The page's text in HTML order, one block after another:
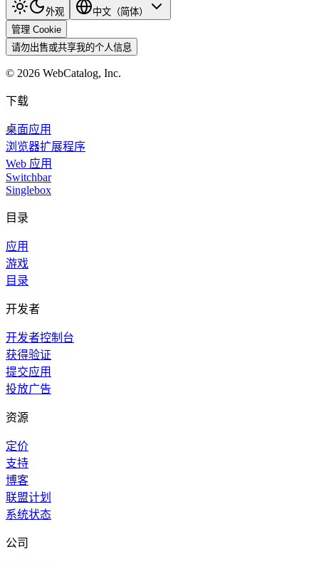
外观
中文（简体）
管理 Cookie
请勿出售或共享我的个人信息
© 2026 WebCatalog, Inc.
下载
桌面应用
浏览器扩展程序
Web 应用
Switchbar
Singlebox
目录
应用
游戏
目录
开发者
开发者控制台
获得验证
提交应用
投放广告
资源
定价
支持
博客
联盟计划
系统状态
公司